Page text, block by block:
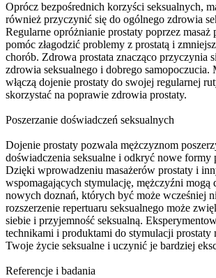
Oprócz bezpośrednich korzyści seksualnych,
również przyczynić się do ogólnego zdrowia
Regularne opróżnianie prostaty poprzez masaż
pomóc złagodzić problemy z prostatą i
chorób. Zdrowa prostata znacząco przyczynia
zdrowia seksualnego i dobrego
włączą dojenie prostaty do swojej regularnej
skorzystać na poprawie zdrowia prostaty.
Poszerzanie doświadczeń seksualnych
Dojenie prostaty pozwala mężczyznom
doświadczenia seksualne i odkryć nowe formy
Dzięki wprowadzeniu masażerów prostaty i
wspomagających stymulację, mężczyźni mogą
nowych doznań, których być może wcześniej
rozszerzenie repertuaru seksualnego może
siebie i przyjemność seksualną.
technikami i produktami do stymulacji prostaty
Twoje życie seksualne i uczynić je bardziej
Referencje i badania